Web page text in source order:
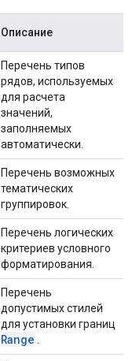
Описание
Перечень типов
рядов, используемых
для расчета
значений,
заполняемых
автоматически.
Перечень возможных
тематических
группировок.
Перечень логических
критериев условного
форматирования.
Перечень
допустимых стилей
для установки границ
Range